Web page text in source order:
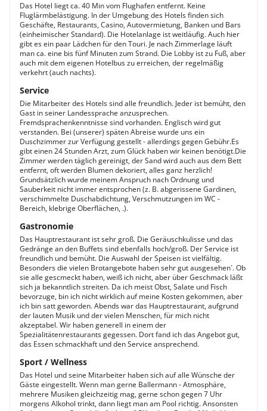
Das Hotel liegt ca. 40 Min vom Flughafen entfernt. Keine
Fluglärmbelästigung. In der Umgebung des Hotels finden sich
Geschäfte, Restaurants, Casino, Autovermietung, Banken und Bars
(einheimischer Standard). Die Hotelanlage ist weitläufig. Auch hier
gibt es ein paar Lädchen für den Touri. Je nach Zimmerlage läuft
man ca. eine bis fünf Minuten zum Strand. Die Lobby ist zu Fuß, aber
auch mit dem eigenen Hotelbus zu erreichen, der regelmäßig
verkehrt (auch nachts).
Service
Die Mitarbeiter des Hotels sind alle freundlich. Jeder ist bemüht, den
Gast in seiner Landessprache anzusprechen.
Fremdsprachenkenntnisse sind vorhanden. Englisch wird gut
verstanden. Bei (unserer) späten Abreise wurde uns ein
Duschzimmer zur Verfügung gestellt - allerdings gegen Gebühr.Es
gibt einen 24 Stunden Arzt, zum Glück haben wir keinen benötigt.Die
Zimmer werden täglich gereinigt, der Sand wird auch aus dem Bett
entfernt, oft werden Blumen dekoriert, alles ganz herzlich!
Grundsätzlich wurde meinem Anspruch nach Ordnung und
Sauberkeit nicht immer entsprochen (z. B. abgerissene Gardinen,
verschimmelte Duschabdichtung, Verschmutzungen im WC -
Bereich, klebrige Oberflächen, .).
Gastronomie
Das Hauptrestaurant ist sehr groß. Die Geräuschkulisse und das
Gedränge an den Buffets sind ebenfalls hoch/groß. Der Service ist
freundlich und bemüht. Die Auswahl der Speisen ist vielfältig.
Besonders die vielen Brotangebote haben sehr gut ausgesehen´. Ob
sie alle gescmeckt haben, weiß ich nicht, aber über Geschmack läßt
sich ja bekanntlich streiten. Da ich meist Obst, Salate und Fisch
bevorzuge, bin ich nicht wirklich auf meine Kosten gekommen, aber
ich bin satt geworden. Abends war das Hauptrestaurant, aufgrund
der lauten Musik und der vielen Menschen, für mich nicht
akzeptabel. Wir haben generell in einem der
Spezialitätenrestaurants gegessen. Dort fand ich das Angebot gut,
das Essen schmackhaft und den Service ansprechend.
Sport / Wellness
Das Hotel und seine Mitarbeiter haben sich auf alle Wünsche der
Gäste eingestellt. Wenn man gerne Ballermann - Atmosphäre,
mehrere Musiken gleichzeitig mag, gerne schon gegen 7 Uhr
morgens Alkohol trinkt, dann liegt man am Pool richtig. Ansonsten